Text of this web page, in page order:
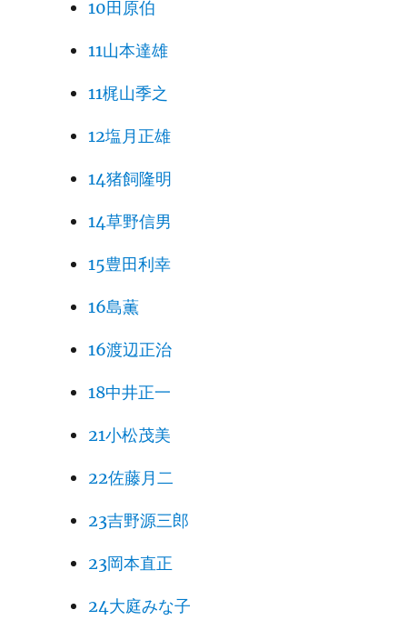
10田原伯
11山本達雄
11梶山季之
12塩月正雄
14猪飼隆明
14草野信男
15豊田利幸
16島薫
16渡辺正治
18中井正一
21小松茂美
22佐藤月二
23吉野源三郎
23岡本直正
24大庭みな子